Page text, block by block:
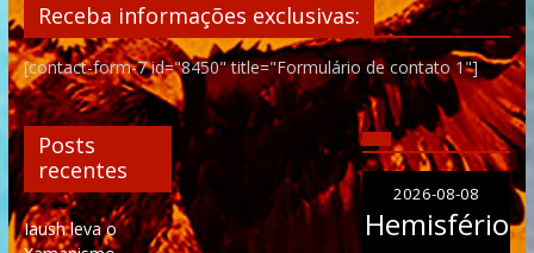
Receba informações exclusivas:
[contact-form-7 id="8450" title="Formulário de contato 1"]
Posts
recentes
Iaush leva o
2026-08-08
Hemisfério